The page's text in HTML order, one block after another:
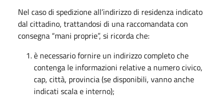
Nel caso di spedizione all’indirizzo di residenza indicato
dal cittadino, trattandosi di una raccomandata con
consegna “mani proprie”, si ricorda che:
è necessario fornire un indirizzo completo che
contenga le informazioni relative a numero civico,
cap, città, provincia (se disponibili, vanno anche
indicati scala e interno);